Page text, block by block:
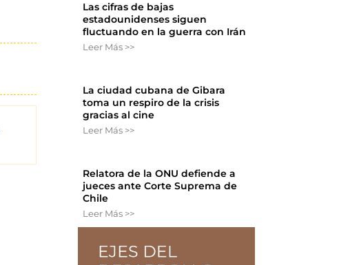
Las cifras de bajas
estadounidenses siguen
fluctuando en la guerra con Irán
Leer Más >>
La ciudad cubana de Gibara
toma un respiro de la crisis
gracias al cine
Leer Más >>
Relatora de la ONU defiende a
jueces ante Corte Suprema de
Chile
Leer Más >>